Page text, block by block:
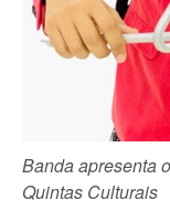
Banda apresenta
Quintas Culturais